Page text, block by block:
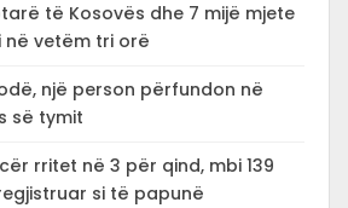
të Kosovës dhe 7 mijë mjete
në vetëm tri orë
një person përfundon në
së tymit
rritet në 3 për qind, mbi 139
si të papunë